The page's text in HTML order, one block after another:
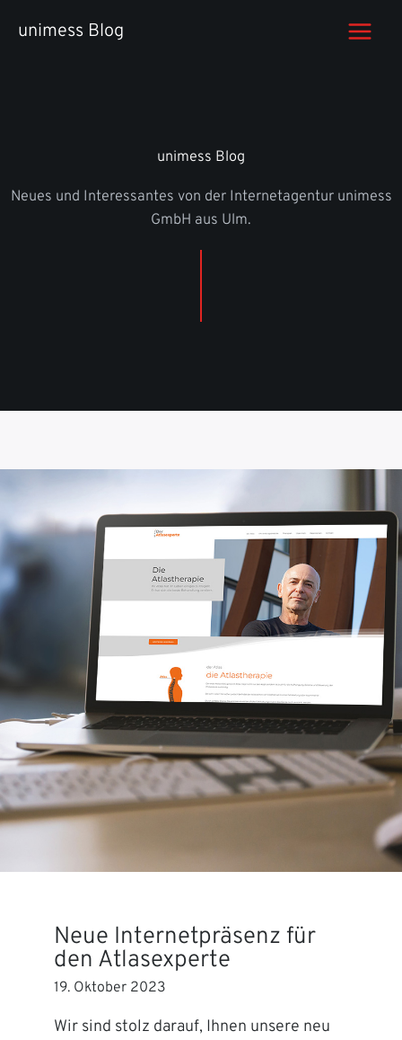
Inhaltunimess Blog
unimess Blog
Neues und Interessantes von der Internetagentur unimess
GmbH aus Ulm.
Neue Internetpräsenz für
den Atlasexperte
19. Oktober 2023
Wir sind stolz darauf, Ihnen unsere neu